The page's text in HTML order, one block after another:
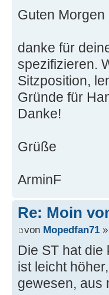
Guten
danke für
spezifizieren.
Sitzposition,
Gründe für
Danke!
Grüße
ArminF
Re: Moin
von Mopedfan71
Die ST hat
ist leicht
gewesen, aus